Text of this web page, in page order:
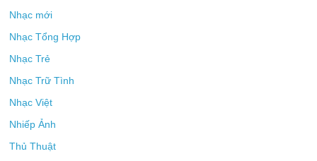
Nhạc mới
Nhạc Tổng Hợp
Nhạc Trẻ
Nhạc Trữ Tình
Nhạc Việt
Nhiếp Ảnh
Thủ Thuật